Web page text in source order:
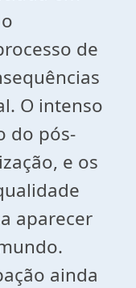
de
O intenso
do pós-
e os
aparecer
ainda